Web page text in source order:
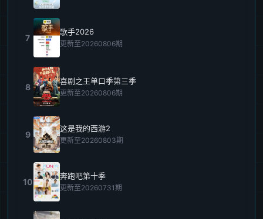
7
歌手2026
更新至20260806期
8
喜剧之王单口季第三季
更新至20260806期
9
这是我的西游2
更新至20260803期
10
奔跑吧第十季
更新至20260731期